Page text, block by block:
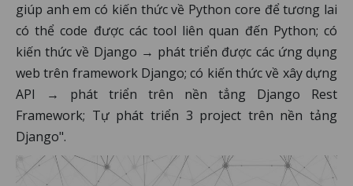
giúp anh em có kiến thức về Python core để tương lai
có thể code được các tool liên quan đến Python; có
kiến thức về Django → phát triển được các ứng dụng
web trên framework Django; có kiến thức về xây dựng
API → phát triển trên nền tẳng Django Rest
Framework; Tự phát triển 3 project trên nền tảng
Django".